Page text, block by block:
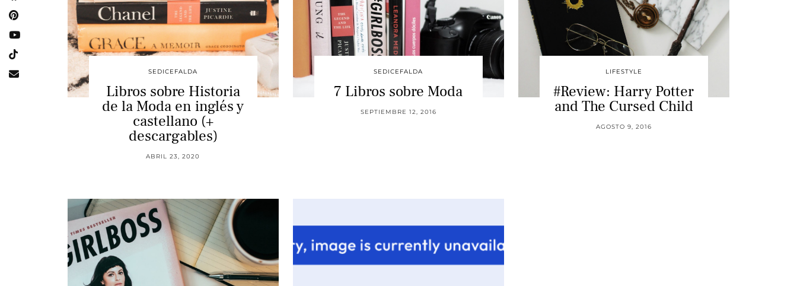
SEDICEFALDA
Libros sobre Historia
de la Moda en inglés y
castellano (+
descargables)
ABRIL 23, 2020
SEDICEFALDA
7 Libros sobre Moda
SEPTIEMBRE 12, 2016
LIFESTYLE
#Review: Harry Potter
and The Cursed Child
AGOSTO 9, 2016